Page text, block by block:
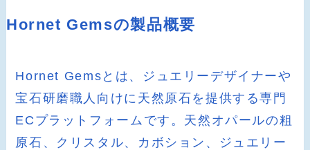
Hornet Gemsの製品概要
Hornet Gemsとは、ジュエリーデザイナーや
宝石研磨職人向けに天然原石を提供する専門
ECプラットフォームです。天然オパールの粗
原石、クリスタル、カボション、ジュエリー